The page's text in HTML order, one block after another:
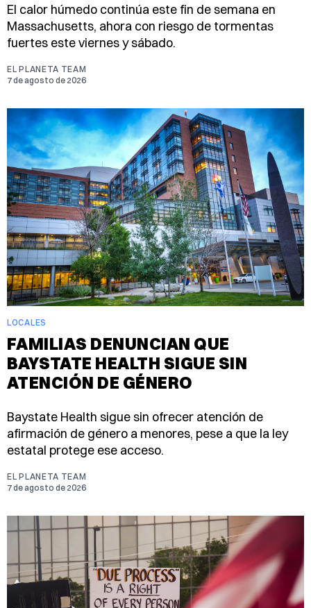
El calor húmedo continúa este fin de semana en
Massachusetts, ahora con riesgo de tormentas
fuertes este viernes y sábado.
EL PLANETA TEAM
7 de agosto de 2026
LOCALES
FAMILIAS DENUNCIAN QUE
BAYSTATE HEALTH SIGUE SIN
ATENCIÓN DE GÉNERO
Baystate Health sigue sin ofrecer atención de
afirmación de género a menores, pese a que la ley
estatal protege ese acceso.
EL PLANETA TEAM
7 de agosto de 2026